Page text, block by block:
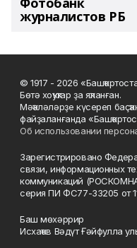
журналистов РБ
© 1917 - 2026
Бөтә хоҡуҡтар ҙа яҡланған.
Мәҡәләләрҙе күсереп
файҙаланғанда
Об использовании
Зарегистрировано
связи, информационных
коммуникаций
серия ПИ ФС77-33205 от
Баш мөхәррир
Исхаҡов Вәдүт Ғәйфулла